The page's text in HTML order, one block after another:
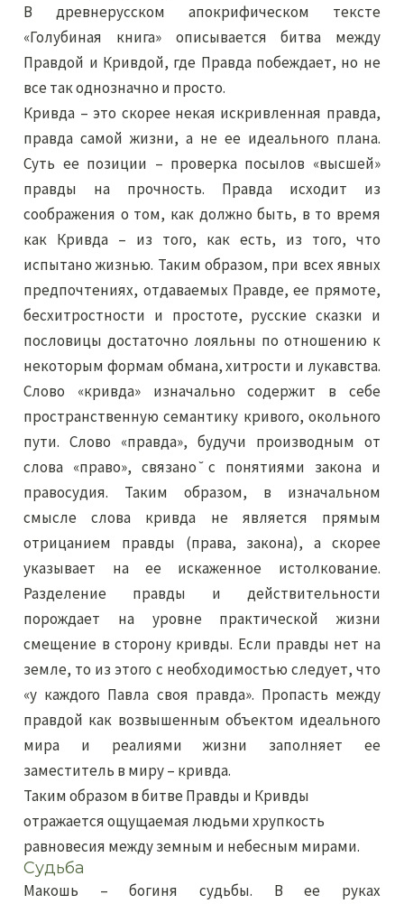
В древнерусском апокрифическом тексте
«Голубиная книга» описывается битва между
Правдой и Кривдой, где Правда побеждает, но не
все так однозначно и просто.
Кривда – это скорее некая искривленная правда,
правда самой жизни, а не ее идеального плана.
Суть ее позиции – проверка посылов «высшей»
правды на прочность. Правда исходит из
соображения о том, как должно быть, в то время
как Кривда – из того, как есть, из того, что
испытано жизнью. Таким образом, при всех явных
предпочтениях, отдаваемых Правде, ее прямоте,
бесхитростности и простоте, русские сказки и
пословицы достаточно лояльны по отношению к
некоторым формам обмана, хитрости и лукавства.
Слово «кривда» изначально содержит в себе
пространственную семантику кривого, окольного
пути. Слово «правда», будучи производным от
слова «право», связано ̆с понятиями закона и
правосудия. Таким образом, в изначальном
смысле слова кривда не является прямым
отрицанием правды (права, закона), а скорее
указывает на ее искаженное истолкование.
Разделение правды и действительности
порождает на уровне практической жизни
смещение в сторону кривды. Если правды нет на
земле, то из этого с необходимостью следует, что
«у каждого Павла своя правда». Пропасть между
правдой как возвышенным объектом идеального
мира и реалиями жизни заполняет ее
заместитель в миру – кривда.
Таким образом в битве Правды и Кривды
отражается ощущаемая людьми хрупкость
равновесия между земным и небесным мирами.
Судьба
Макошь – богиня судьбы. В ее руках